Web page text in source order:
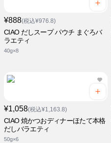
¥888(税込¥976.8)
CIAO だしスープ パウチ まぐろバ
ラエティ
40g×8
¥1,058(税込¥1,163.8)
CIAO 焼かつおディナーほたて本格
だしバラエティ
50g×6